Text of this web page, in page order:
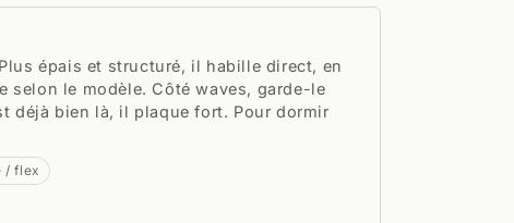
épais et structuré, il habille direct, en
selon le modèle. Côté waves, garde-le
déjà bien là, il plaque fort. Pour dormir
/ flex